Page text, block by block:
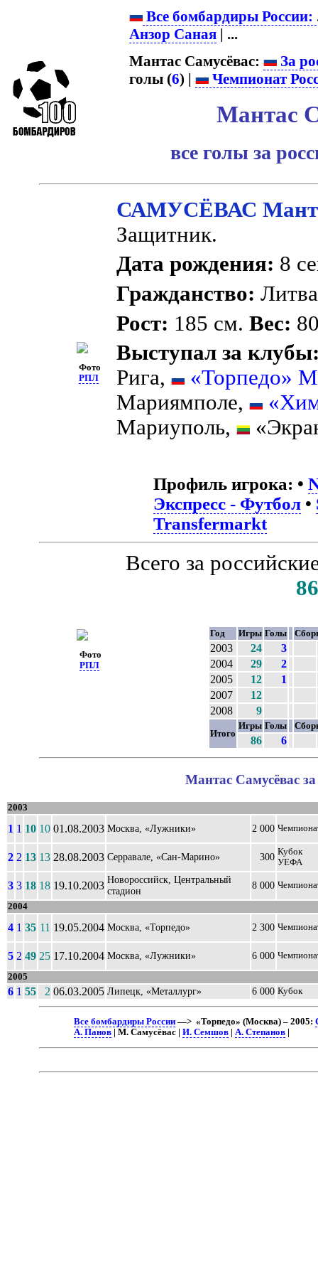
Все бомбардиры России:
Анзор Саная | ...
Мантас Самусёвас:
За
голы (6) | Чемпионат
Мантас
все голы за
Фото
РПЛ
САМУСЁВАС
Защитник.
Дата рождения: 8
Гражданство:
Рост: 185 см.Вес:
Выступал за
Рига,
«Торпедо»
Мариямполе,
Мариуполь,
Профиль игрока: •
Экспресс - Футбол•
Transfermarkt
Фото
РПЛ
Всего за
86
Год Игры Голы
2003 24
3
2004
29
2
2005
12
1
2007
12
2008
9
Итого
Игры Голы
86 6
Мантас Самусёвас
2003
1 1 10 10 01.08.2003 Москва, «Лужники» 2 000
2 2 13 13 28.08.2003 Серравале, «Сан-Марино» 300 Кубок
УЕФА
3 3 18 18 19.10.2003 Новороссийск, Центральный
стадион
8 000
2004
4 1 35 11 19.05.2004 Москва, «Торпедо» 2 300
5 2 49 25 17.10.2004 Москва, «Лужники» 6 000
2005
6 1 55 2 06.03.2005 Липецк, «Металлург» 6 000 Кубок
Все бомбардиры России —> «Торпедо» (Москва) – 2005:
А. Панов | М. Самусёвас |И. Семшов |А. Степанов